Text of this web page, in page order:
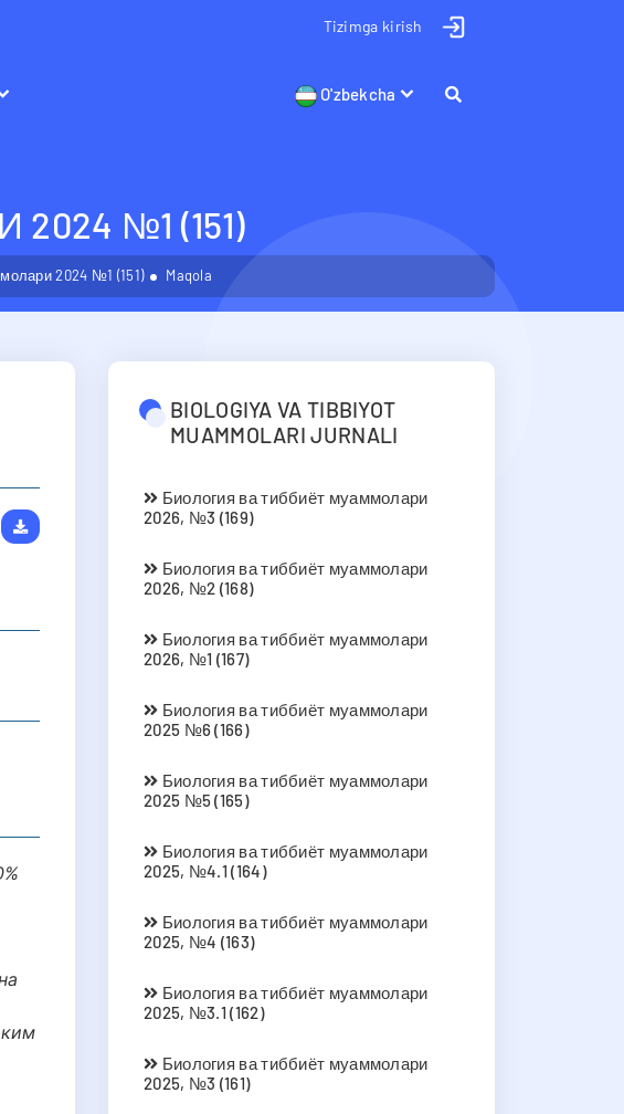
Tizimga kirish
O'zbekcha
№1 (151)
2024 №1 (151) Maqola
BIOLOGIYA VA TIBBIYOT
MUAMMOLARI JURNALI
Биология ва тиббиёт муаммолари
2026, №3 (169)
Биология ва тиббиёт муаммолари
2026, №2 (168)
Биология ва тиббиёт муаммолари
2026, №1 (167)
Биология ва тиббиёт муаммолари
2025 №6 (166)
Биология ва тиббиёт муаммолари
2025 №5 (165)
Биология ва тиббиёт муаммолари
2025, №4.1 (164)
Биология ва тиббиёт муаммолари
2025, №4 (163)
Биология ва тиббиёт муаммолари
2025, №3.1 (162)
Биология ва тиббиёт муаммолари
2025, №3 (161)